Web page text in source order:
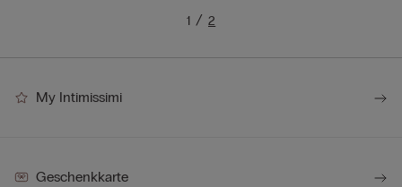
1 2
My Intimissimi
Geschenkkarte